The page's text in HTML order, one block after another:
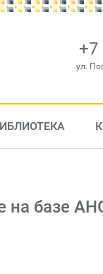
+7
ул.
на базе